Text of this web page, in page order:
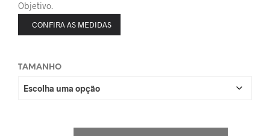
Objetivo.
CONFIRA AS MEDIDAS
TAMANHO